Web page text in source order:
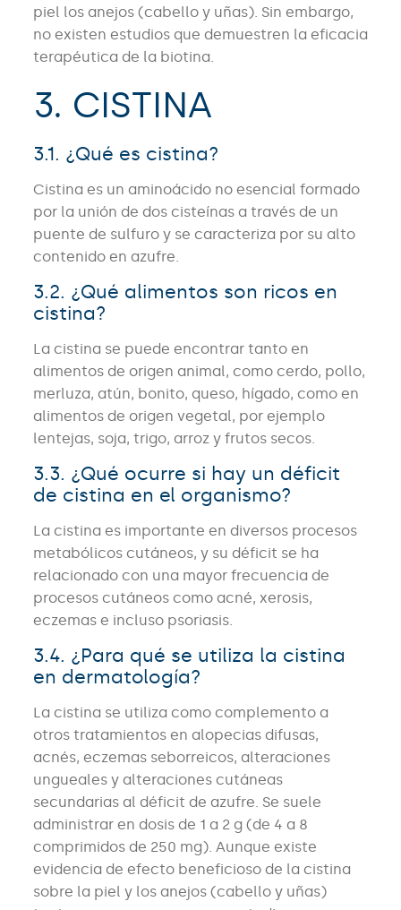
piel los anejos (cabello y uñas). Sin embargo,
no existen estudios que demuestren la eficacia
terapéutica de la biotina.
3. CISTINA
3.1. ¿Qué es cistina?
Cistina es un aminoácido no esencial formado
por la unión de dos cisteínas a través de un
puente de sulfuro y se caracteriza por su alto
contenido en azufre.
3.2. ¿Qué alimentos son ricos en
cistina?
La cistina se puede encontrar tanto en
alimentos de origen animal, como cerdo, pollo,
merluza, atún, bonito, queso, hígado, como en
alimentos de origen vegetal, por ejemplo
lentejas, soja, trigo, arroz y frutos secos.
3.3. ¿Qué ocurre si hay un déficit
de cistina en el organismo?
La cistina es importante en diversos procesos
metabólicos cutáneos, y su déficit se ha
relacionado con una mayor frecuencia de
procesos cutáneos como acné, xerosis,
eczemas e incluso psoriasis.
3.4. ¿Para qué se utiliza la cistina
en dermatología?
La cistina se utiliza como complemento a
otros tratamientos en alopecias difusas,
acnés, eczemas seborreicos, alteraciones
ungueales y alteraciones cutáneas
secundarias al déficit de azufre. Se suele
administrar en dosis de 1 a 2 g (de 4 a 8
comprimidos de 250 mg). Aunque existe
evidencia de efecto beneficioso de la cistina
sobre la piel y los anejos (cabello y uñas)